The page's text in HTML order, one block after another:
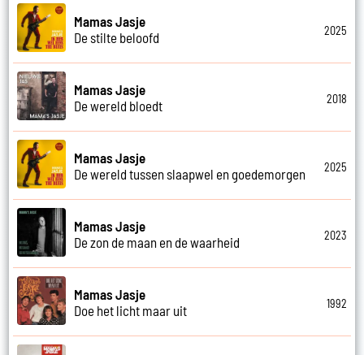
Mamas Jasje
De stilte beloofd
2025
Mamas Jasje
De wereld bloedt
2018
Mamas Jasje
De wereld tussen slaapwel en goedemorgen
2025
Mamas Jasje
De zon de maan en de waarheid
2023
Mamas Jasje
Doe het licht maar uit
1992